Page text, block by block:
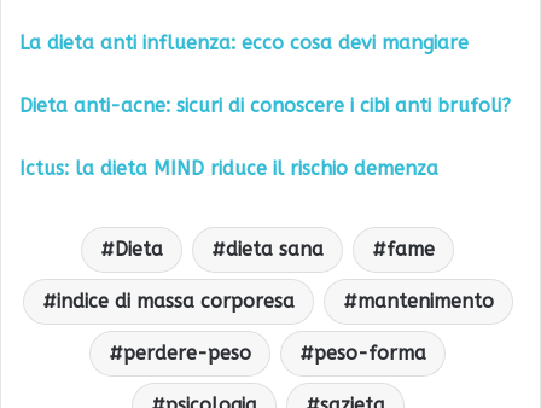
La dieta anti influenza: ecco cosa devi mangiare
Dieta anti-acne: sicuri di conoscere i cibi anti brufoli?
Ictus: la dieta MIND riduce il rischio demenza
Dieta dieta sana fame
indice di massa corporesa mantenimento
perdere-peso peso-forma